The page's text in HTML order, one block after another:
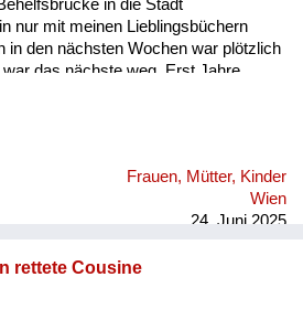
in die Stadt
nur mit meinen Lieblingsbüchern
in den nächsten Wochen war plötzlich
das nächste weg. Erst Jahre
Frauen, Mütter, Kinder
Wien
24. Juni 2025
rettete Cousine